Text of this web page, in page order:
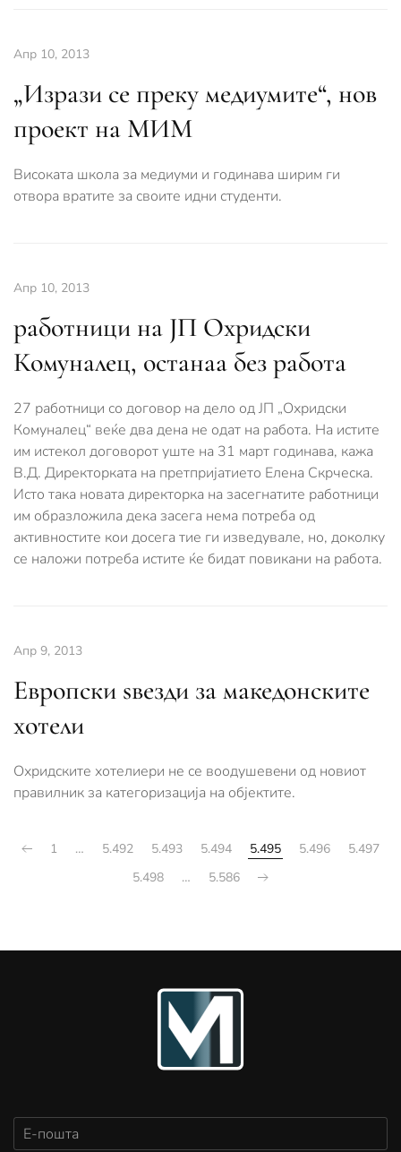
Апр 10, 2013
„Изрази се преку медиумите“, нов
проект на МИМ
Високата школа за медиуми и годинава ширим ги
отвора вратите за своите идни студенти.
Апр 10, 2013
работници на ЈП Охридски
Комуналец, останаа без работа
27 работници со договор на дело од ЈП „Охридски
Комуналец“ веќе два дена не одат на работа. На истите
им истекол договорот уште на 31 март годинава, кажа
В.Д. Директорката на претпријатието Елена Скрческа.
Исто така новата директорка на засегнатите работници
им образложила дека засега нема потреба од
активностите кои досега тие ги изведувале, но, доколку
се наложи потреба истите ќе бидат повикани на работа.
Апр 9, 2013
Европски ѕвезди за македонските
хотели
Охридските хотелиери не се воодушевeни од новиот
правилник за категоризација на објектите.
1 … 5.492 5.493 5.494 5.495 5.496
5.497
5.498
… 5.586